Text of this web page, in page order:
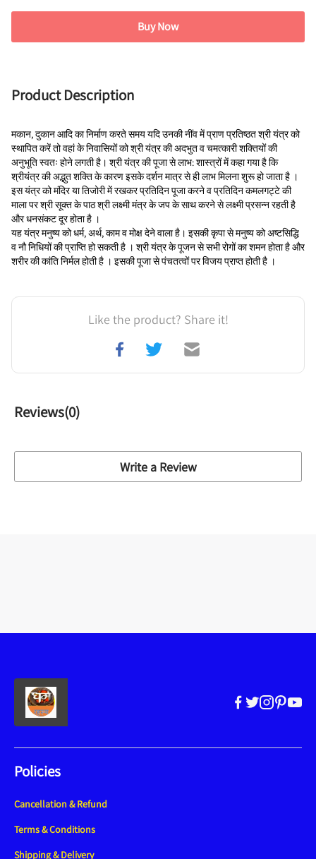
Buy Now
Product Description
मकान, दुकान आदि का निर्माण करते समय यदि उनकी नींव में प्राण प्रतिष्ठत श्री यंत्र को
स्थापित करें तो वहां के निवासियों को श्री यंत्र की अदभुत व चमत्कारी शक्तियों की
अनुभूति स्वतः होने लगती है। श्री यंत्र की पूजा से लाभ: शास्त्रों में कहा गया है कि
श्रीयंत्र की अद्भुत शक्ति के कारण इसके दर्शन मात्र से ही लाभ मिलना शुरू हो जाता है ।
इस यंत्र को मंदिर या तिजोरी में रखकर प्रतिदिन पूजा करने व प्रतिदिन कमलगट्टे की
माला पर श्री सूक्त के पाठ श्री लक्ष्मी मंत्र के जप के साथ करने से लक्ष्मी प्रसन्न रहती है
और धनसंकट दूर होता है ।
यह यंत्र मनुष्य को धर्म, अर्थ, काम व मोक्ष देने वाला है। इसकी कृपा से मनुष्य को अष्टसिद्धि
व नौ निधियों की प्राप्ति हो सकती है । श्री यंत्र के पूजन से सभी रोगों का शमन होता है और
शरीर की कांति निर्मल होती है । इसकी पूजा से पंचतत्वों पर विजय प्राप्त होती है ।
Like the product? Share it!
Reviews(0)
Write a Review
Policies
Cancellation & Refund
Terms & Conditions
Shipping & Delivery